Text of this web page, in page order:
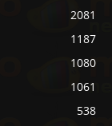
2081
1187
1080
1061
538